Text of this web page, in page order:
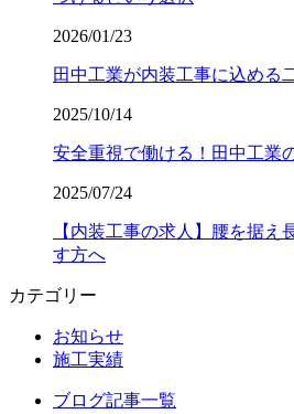
2026/01/23
田中工業が内装工事に込める
2025/10/14
安全重視で働ける！田中工業
2025/07/24
【内装工事の求人】腰を据え
す方へ
カテゴリー
お知らせ
施工実績
ブログ記事一覧